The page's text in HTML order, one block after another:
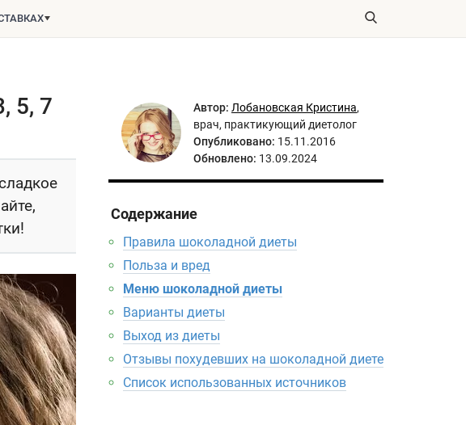
5, 7
Автор: Лобановская Кристина,
врач, практикующий диетолог
Опубликовано: 15.11.2016
Обновлено: 13.09.2024
Содержание
Правила шоколадной диеты
Польза и вред
Меню шоколадной диеты
Варианты диеты
Выход из диеты
Отзывы похудевших на шоколадной диете
Список использованных источников